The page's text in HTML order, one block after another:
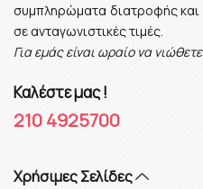
συμπληρώματα διατροφής και
σε ανταγωνιστικές τιμές.
Για εμάς είναι ωραίο να
Καλέστε μας !
210 4925700
Xρήσιμες Σελίδες